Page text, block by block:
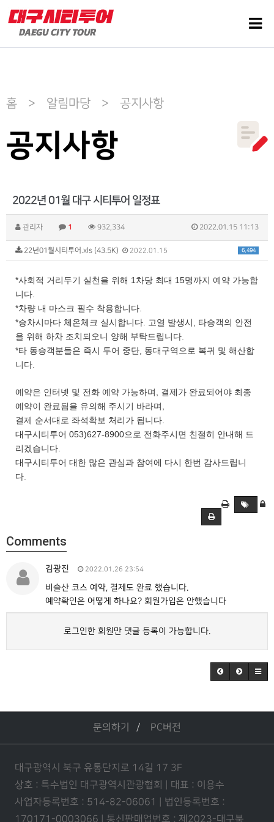
홈 > 알림마당 > 공지사항
공지사항
2022년 01월 대구 시티투어 일정표
관리자 1 932,334 2022.01.15 11:13
6,494
22년01월시티투어.xls (43.5K) 2022.01.15
*사회적 거리두기 실천을 위해 1차당 최대 15명까지 예약 가능합
니다.
*차량 내 마스크 필수 착용합니다.
*승차시마다 체온체크 실시합니다. 고열 발생시, 타승객의 안전
을 위해 하차 조치되오니 양해 부탁드립니다.
*타 동승객분들은 즉시 투어 중단, 동대구역으로 복귀 및 해산합
니다.
예약은 인터넷 및 전화 예약 가능하며, 결제가 완료되어야 최종
예약이 완료됨을 유의해 주시기 바라며,
결제 순서대로 좌석확보 처리가 됩니다.
대구시티투어 053)627-8900으로 전화주시면 친절히 안내해 드
리겠습니다.
대구시티투어 대한 많은 관심과 참여에 다시 한번 감사드립니
다.
Comments
김광진 2022.01.26 23:54
비슬산 코스 예약, 결제도 완료 했습니다.
예약확인은 어떻게 하나요? 회원가입은 안했습니다
로그인한 회원만 댓글 등록이 가능합니다.
문의하기 PC버전
대구광역시 북구 유통단지로 14길 17 3F
상호 : 특수법인 대구광역시관광협회 | 대표 : 이용수
사업자등록번호 : 514-82-06061 | 법인등록번호 :
170171-0003066 | 통신판매업번호 : 제2023-대구북